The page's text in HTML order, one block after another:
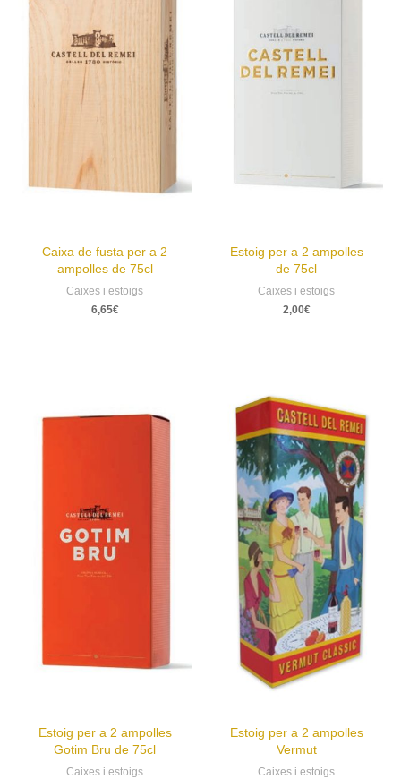
Caixa de fusta per a 2
ampolles de 75cl
Caixes i estoigs
6,65€
Estoig per a 2 ampolles
de 75cl
Caixes i estoigs
2,00€
Estoig per a 2 ampolles
Gotim Bru de 75cl
Caixes i estoigs
Estoig per a 2 ampolles
Vermut
Caixes i estoigs